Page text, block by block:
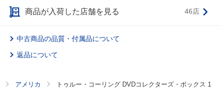
商品が入荷した店舗を見る 46店
中古商品の品質・付属品について
返品について
アメリカ トゥルー・コーリング DVDコレクターズ・ボックス 1